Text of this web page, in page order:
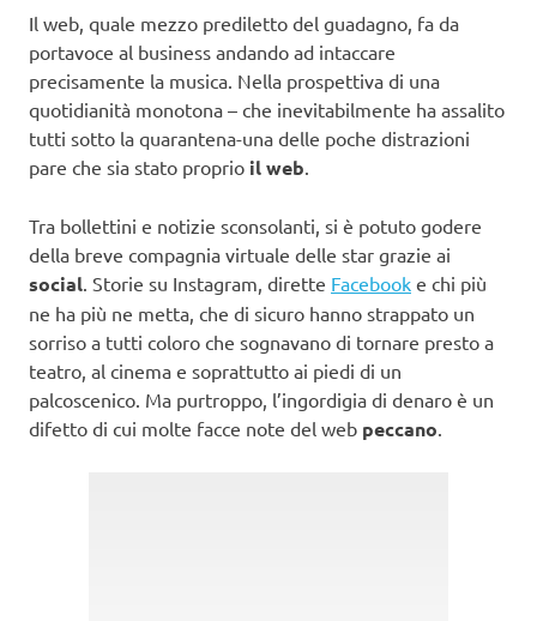
Il web, quale mezzo prediletto del guadagno, fa da
portavoce al business andando ad intaccare
precisamente la musica. Nella prospettiva di una
quotidianità monotona – che inevitabilmente ha assalito
tutti sotto la quarantena-una delle poche distrazioni
pare che sia stato proprio il web
Tra bollettini e notizie sconsolanti, si è potuto godere
della breve compagnia virtuale delle star grazie ai
social . Storie su Instagram, dirette Facebook e chi più
ne ha più ne metta, che di sicuro hanno strappato un
sorriso a tutti coloro che sognavano di tornare presto a
teatro, al cinema e soprattutto ai piedi di un
palcoscenico. Ma purtroppo, l’ingordigia di denaro è un
difetto di cui molte facce note del web peccano